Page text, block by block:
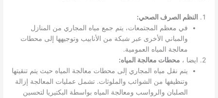
النظم الصرف الصحي:
في معظم المجتمعات، يتم جمع مياه المجاري من المنازل
والمباني الأخرى عبر شبكة من الأنابيب وتوجيهها إلى محطات
معالجة المياه العمومية.
ايضا ، محطات معالجة المياه:
يتم نقل مياه المجاري إلى محطات معالجة المياه حيث يتم تنقيتها
وتنظيفها من الشوائب والملوثات. تشمل عمليات المعالجة إزالة
الصلبان والرواسب ومعالجة المياه بواسطة البكتيريا لتحسين